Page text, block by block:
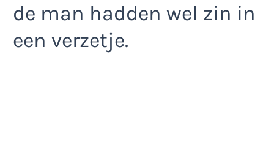
de man hadden wel zin in
een verzetje.